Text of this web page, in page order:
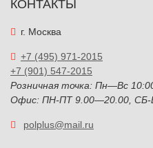
КОНТАКТЫ
г. Москва
+7 (495) 971-2015
+7 (901) 547-2015
Розничная точка: Пн—Вс
Офис: ПН-ПТ 9.00—20.00, СБ-
polplus@mail.ru